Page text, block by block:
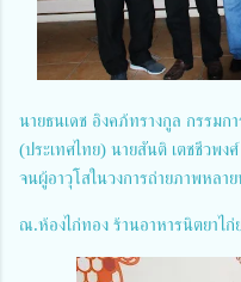
นายธนเดช อิงคภ้ทรางกูล กรรมก
(ประเทศไทย) นายสันติ เตชชีวพง
จนผู้อาวุโสในวงการถ่ายภาพหลา
ณ.ห้องไก่ทอง ร้านอาหารนิตยาไก่